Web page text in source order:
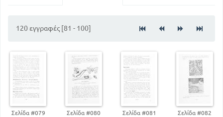
ΚΥΡΙΩΣ ΕΡΙΑ
64
ΟΡΥΚΤΕΣ
88
ΤΕΧΝΗΤΕΣ ΚΑΙ ΣΥΝΘΕΤΙΚΕΣ ΥΦΑΝΤΙΚΕΣ ΥΛΕΣ -
ΤΕΧΝΗΤΕΣ
90
ΣΥΝΘΕΤΙΚΕΣ 97
ΥΓΙΕΙΝΗ - ΑΙΣΘΗΤΙΚΗ ΚΑΙ ΚΑΘΑΡΙΟΤΗΣ ΤΗΣ
ΕΝΔΥΜΑΣΙΑΣ
120 εγγραφές [81 - 100]
Σελίδα #079 Σελίδα #080 Σελίδα #081 Σελίδα #082